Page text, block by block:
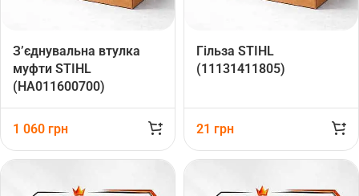
З’єднувальна втулка
муфти STIHL
(HA011600700)
1 060 грн
Гільза STIHL
(11131411805)
21 грн